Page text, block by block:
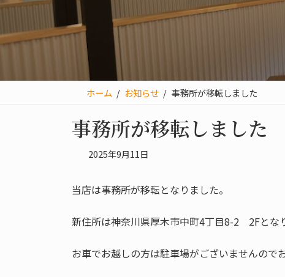
ホーム お知らせ 事務所が移転しました
事務所が移転しました
2025年9月11日
当店は事務所が移転となりました。
新住所は神奈川県厚木市中町4丁目8-2 2Fとな
お車でお越しの方は駐車場がございませんので